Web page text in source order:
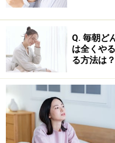
か」という課題につい
は、目の前に中年期が
れてしまったからでし
ちを抱えて婚活に臨ん
れません。なぜなら、
選んでしまうからです。
Q. 毎朝ど
は全くや
る方法は？